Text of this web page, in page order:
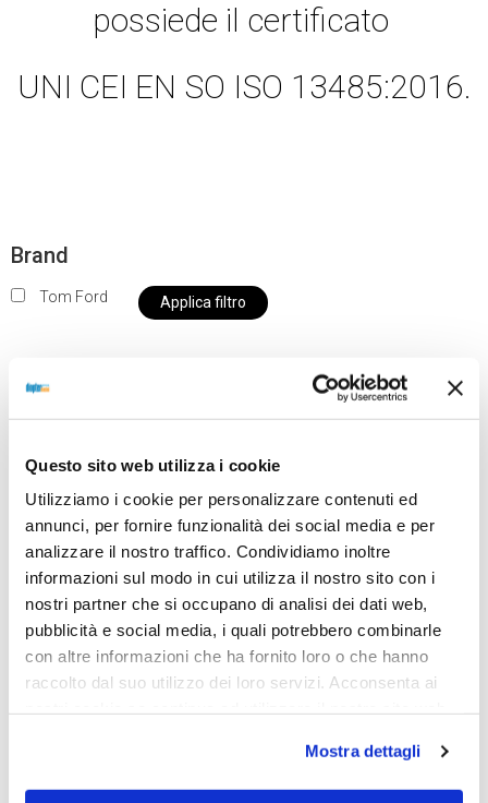
Questo sito web utilizza i cookie
Utilizziamo i cookie per personalizzare contenuti ed
annunci, per fornire funzionalità dei social media e per
analizzare il nostro traffico. Condividiamo inoltre
informazioni sul modo in cui utilizza il nostro sito con i
nostri partner che si occupano di analisi dei dati web,
pubblicità e social media, i quali potrebbero combinarle
con altre informazioni che ha fornito loro o che hanno
raccolto dal suo utilizzo dei loro servizi. Acconsenta ai
Mostra dettagli
possiede il certificato
UNI CEI EN SO ISO 13485:2016.
Brand
Tom Ford Applica filtro
nostro negozio non saranno disponibili per la
da OTTICA DIOPTER
Showing the single result